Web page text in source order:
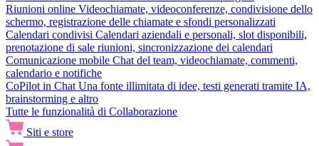
Riunioni online Videochiamate, videoconferenze, condivisione dello
schermo, registrazione delle chiamate e sfondi personalizzati
Calendari condivisi Calendari aziendali e personali, slot disponibili,
prenotazione di sale riunioni, sincronizzazione dei calendari
Comunicazione mobile Chat del team, videochiamate, commenti,
calendario e notifiche
CoPilot in Chat Una fonte illimitata di idee, testi generati tramite IA,
brainstorming e altro
Tutte le funzionalità di Collaborazione
Siti e store